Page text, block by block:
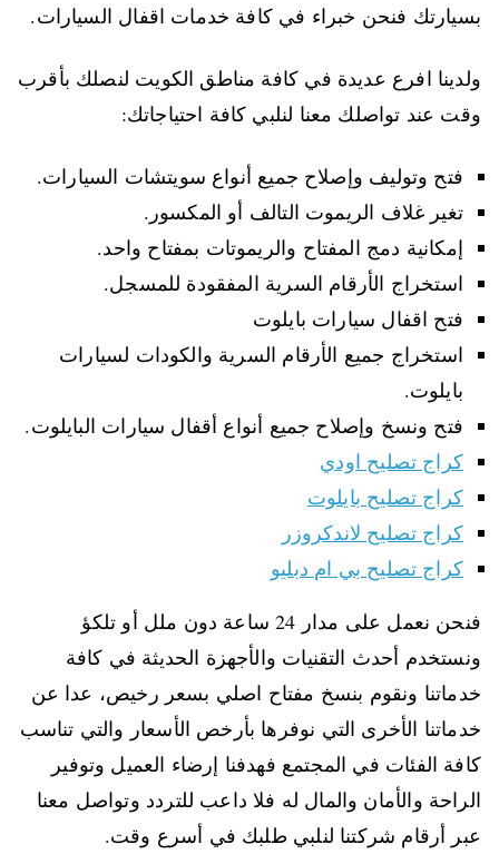
بسيارتك فنحن خبراء في كافة خدمات اقفال السيارات.
ولدينا افرع عديدة في كافة مناطق الكويت لنصلك بأقرب
وقت عند تواصلك معنا لنلبي كافة احتياجاتك:
فتح وتوليف وإصلاح جميع أنواع سويتشات السيارات.
تغير غلاف الريموت التالف أو المكسور.
إمكانية دمج المفتاح والريموتات بمفتاح واحد.
استخراج الأرقام السرية المفقودة للمسجل.
فتح اقفال سيارات بايلوت
استخراج جميع الأرقام السرية والكودات لسيارات
بايلوت.
فتح ونسخ وإصلاح جميع أنواع أقفال سيارات البايلوت.
كراج تصليح اودي
كراج تصليح بايلوت
كراج تصليح لاندكروزر
كراج تصليح بي ام دبليو
فنحن نعمل على مدار 24 ساعة دون ملل أو تلكؤ
ونستخدم أحدث التقنيات والأجهزة الحديثة في كافة
خدماتنا ونقوم بنسخ مفتاح اصلي بسعر رخيص، عدا عن
خدماتنا الأخرى التي نوفرها بأرخص الأسعار والتي تناسب
كافة الفئات في المجتمع فهدفنا إرضاء العميل وتوفير
الراحة والأمان والمال له فلا داعب للتردد وتواصل معنا
عبر أرقام شركتنا لنلبي طلبك في أسرع وقت.